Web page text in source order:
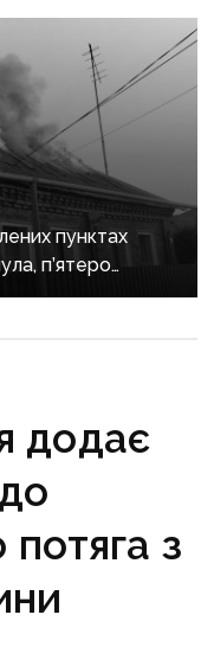
пунктах
п’ятеро
додає
потяга з